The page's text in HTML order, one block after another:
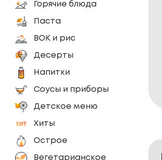
Горячие блюда
Паста
ВОК и рис
Десерты
Напитки
Соусы и приборы
Детское меню
Хиты
Острое
Вегетарианское